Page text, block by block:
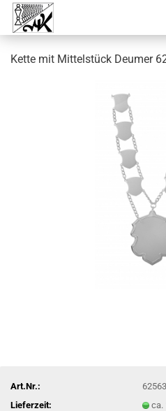
Kette mit Mittelstück Deumer
Art.Nr.:
62563
Lieferzeit:
ca.